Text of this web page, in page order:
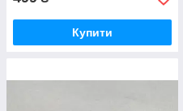
Купити